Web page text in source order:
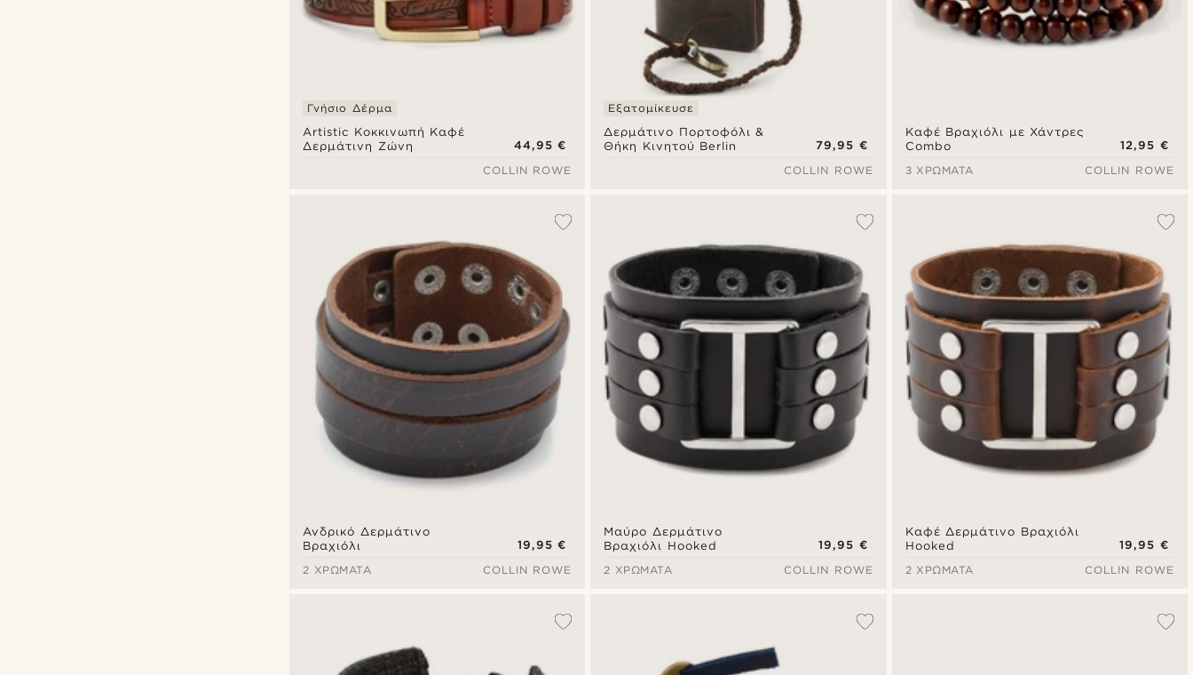
Artistic Κοκκινωπή Καφέ
Δερμάτινη Ζώνη
Γνήσιο Δέρμα
44,95 €
COLLIN ROWE
Δερμάτινο Πορτοφόλι &
Θήκη Κινητού Berlin
Εξατομίκευσε
79,95 €
COLLIN ROWE
Καφέ Βραχιόλι με Χάντρες
Combo
12,95 €
3 ΧΡΏΜΑΤΑ
COLLIN ROWE
Ανδρικό Δερμάτινο
Βραχιόλι
19,95 €
2 ΧΡΏΜΑΤΑ
COLLIN ROWE
Μαύρο Δερμάτινο
Βραχιόλι Hooked
19,95 €
2 ΧΡΏΜΑΤΑ
COLLIN ROWE
Καφέ Δερμάτινο Βραχιόλι
Hooked
19,95 €
2 ΧΡΏΜΑΤΑ
COLLIN ROWE